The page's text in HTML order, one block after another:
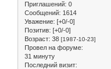
Приглашений: 0
Сообщений: 1614
Уважение: [+0/-0]
Позитив: [+0/-0]
Возраст: 38 [1987-10-23]
Провел на форуме:
31 минуту
Последний визит: